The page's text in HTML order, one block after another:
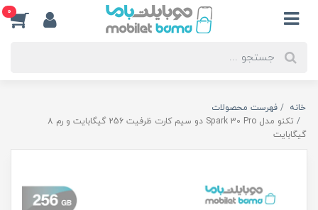
0
خانه
فهرست محصولات
تکنو مدل Spark 30 Pro دو سیم کارت ظرفيت 256 گیگابایت و رم 8
گیگابایت